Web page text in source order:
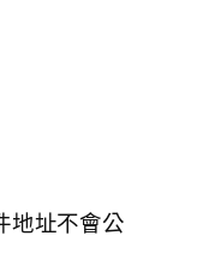
地址不會公